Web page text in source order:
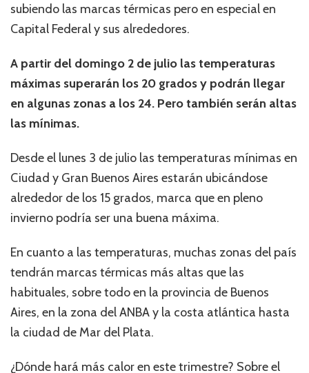
subiendo las marcas térmicas pero en especial en
Capital Federal y sus alrededores.
A partir del domingo 2 de julio las temperaturas
máximas superarán los 20 grados y podrán llegar
en algunas zonas a los 24. Pero también serán altas
las mínimas.
Desde el lunes 3 de julio las temperaturas mínimas en
Ciudad y Gran Buenos Aires estarán ubicándose
alrededor de los 15 grados, marca que en pleno
invierno podría ser una buena máxima.
En cuanto a las temperaturas, muchas zonas del país
tendrán marcas térmicas más altas que las
habituales, sobre todo en la provincia de Buenos
Aires, en la zona del ANBA y la costa atlántica hasta
la ciudad de Mar del Plata.
¿Dónde hará más calor en este trimestre? Sobre el